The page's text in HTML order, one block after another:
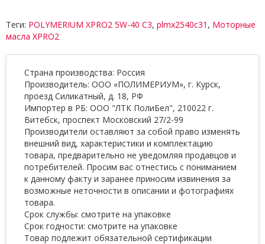
Теги: POLYMERIUM XPRO2 5W-40 C3, plmx2540c31 , Моторные
масла XPRO2
Страна производства: Россия
Производитель: ООО «ПОЛИМЕРИУМ», г. Курск,
проезд Силикатный, д. 18, РФ
Импортер в РБ: ООО "ЛТК ПолиБел", 210022 г.
Витебск, проспект Московский 27/2-99
Производители оставляют за собой право изменять
внешний вид, характеристики и комплектацию
товара, предварительно не уведомляя продавцов и
потребителей. Просим вас отнестись с пониманием
к данному факту и заранее приносим извинения за
возможные неточности в описании и фотографиях
товара.
Срок службы: смотрите на упаковке
Срок годности: смотрите на упаковке
Товар подлежит обязательной сертификации